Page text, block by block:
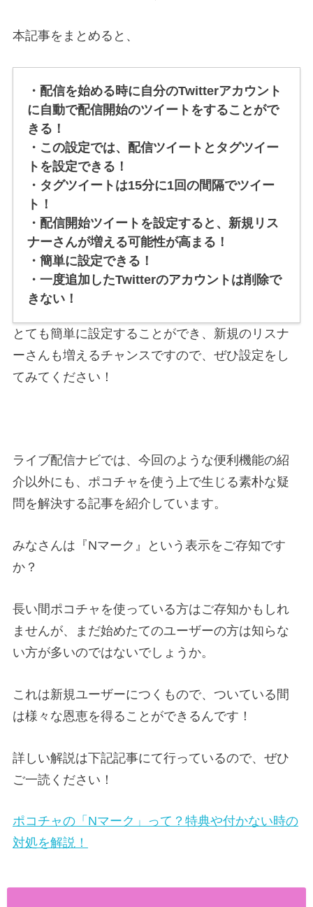
本記事をまとめると、
・配信を始める時に自分のTwitterアカウント
に自動で配信開始のツイートをすることがで
きる！
・この設定では、配信ツイートとタグツイー
トを設定できる！
・タグツイートは15分に1回の間隔でツイー
ト！
・配信開始ツイートを設定すると、新規リス
ナーさんが増える可能性が高まる！
・簡単に設定できる！
・一度追加したTwitterのアカウントは削除で
きない！
とても簡単に設定することができ、新規のリスナ
ーさんも増えるチャンスですので、ぜひ設定をし
てみてください！
ライブ配信ナビでは、今回のような便利機能の紹
介以外にも、ポコチャを使う上で生じる素朴な疑
問を解決する記事を紹介しています。
みなさんは『Nマーク』という表示をご存知です
か？
長い間ポコチャを使っている方はご存知かもしれ
ませんが、まだ始めたてのユーザーの方は知らな
い方が多いのではないでしょうか。
これは新規ユーザーにつくもので、ついている間
は様々な恩恵を得ることができるんです！
詳しい解説は下記記事にて行っているので、ぜひ
ご一読ください！
ポコチャの「Nマーク」って？特典や付かない時の
対処を解説！